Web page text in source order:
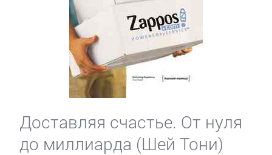
Доставляя счастье. От нуля
до миллиарда (Шей Тони)